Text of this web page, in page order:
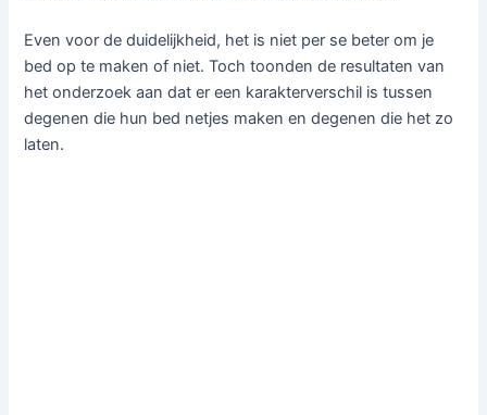
Even voor de duidelijkheid, het is niet per se beter om je
bed op te maken of niet. Toch toonden de resultaten van
het onderzoek aan dat er een karakterverschil is tussen
degenen die hun bed netjes maken en degenen die het zo
laten.